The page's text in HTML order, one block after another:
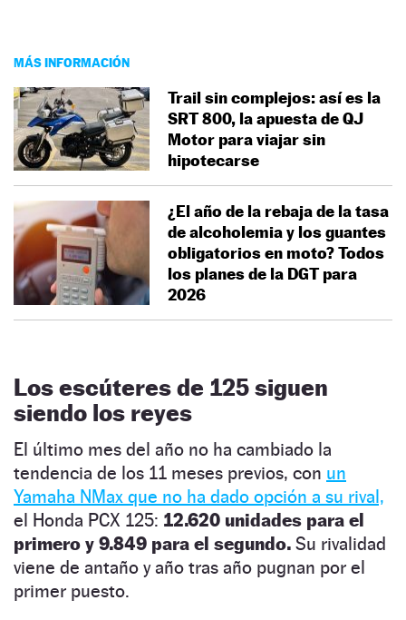
MÁS INFORMACIÓN
Trail sin complejos: así es la
SRT 800, la apuesta de QJ
Motor para viajar sin
hipotecarse
¿El año de la rebaja de la tasa
de alcoholemia y los guantes
obligatorios en moto? Todos
los planes de la DGT para
2026
Los escúteres de 125 siguen
siendo los reyes
El último mes del año no ha cambiado la
tendencia de los 11 meses previos, con un
Yamaha NMax que no ha dado opción a su rival,
el Honda PCX 125: 12.620 unidades para el
primero y 9.849 para el segundo. Su rivalidad
viene de antaño y año tras año pugnan por el
primer puesto.